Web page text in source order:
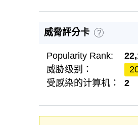
威脅評分卡 ?
Popularity Rank:
威胁级别：
受感染的计算机：
2